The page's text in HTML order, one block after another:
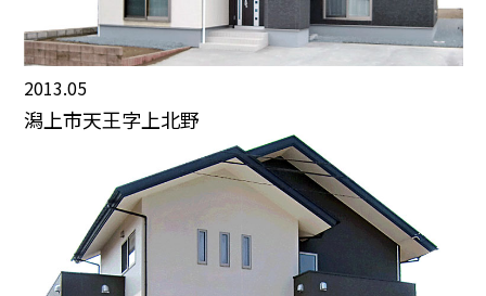
2013.05
潟上市天王字上北野